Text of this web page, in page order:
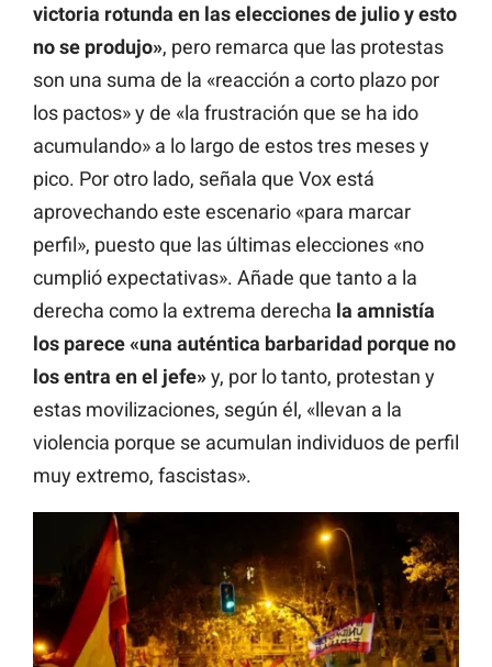
victoria rotunda en las elecciones de julio y esto
no se produjo», pero remarca que las protestas
son una suma de la «reacción a corto plazo por
los pactos» y de «la frustración que se ha ido
acumulando» a lo largo de estos tres meses y
pico. Por otro lado, señala que Vox está
aprovechando este escenario «para marcar
perfil», puesto que las últimas elecciones «no
cumplió expectativas». Añade que tanto a la
derecha como la extrema derecha la amnistía
los parece «una auténtica barbaridad porque no
los entra en el jefe»y, por lo tanto, protestan y
estas movilizaciones, según él, «llevan a la
violencia porque se acumulan individuos de perfil
muy extremo, fascistas».